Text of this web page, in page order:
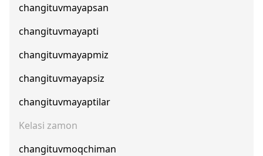
changituvmayapsan
changituvmayapti
changituvmayapmiz
changituvmayapsiz
changituvmayaptilar
Kelasi zamon
changituvmoqchiman